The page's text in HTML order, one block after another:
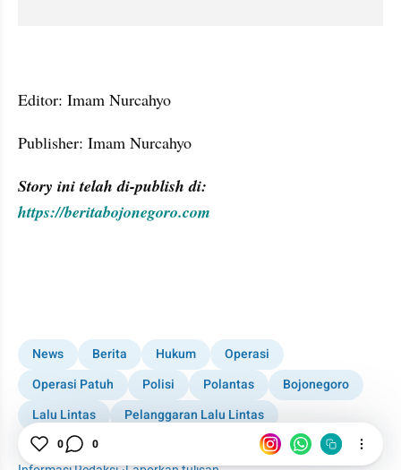
Editor: Imam Nurcahyo
Publisher: Imam Nurcahyo
https://beritabojonegoro.com
News Berita Hukum
Operasi
Operasi Patuh
Polisi Polantas
Bojonegoro
Lalu Lintas
Pelanggaran Lalu Lintas
Kabar Daerah
0 0